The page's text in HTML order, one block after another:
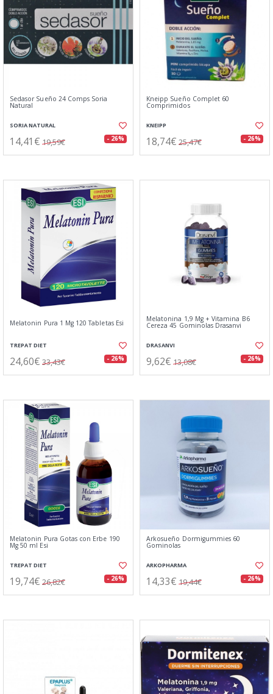
Sedasor Sueño 24 Comps Soria
Natural
SORIA NATURAL
14,41€ 19,59€ - 26%
Kneipp Sueño Complet 60
Comprimidos
KNEIPP
18,74€ 25,47€ - 26%
Melatonin Pura 1 Mg 120 Tabletas Esi
TREPAT DIET
24,60€ 33,43€ - 26%
Melatonina 1,9 Mg + Vitamina B6
Cereza 45 Gominolas Drasanvi
DRASANVI
9,62€ 13,08€ - 26%
Melatonin Pura Gotas con Erbe 190
Mg 50 ml Esi
TREPAT DIET
19,74€ 26,82€ - 26%
Arkosueño Dormigummies 60
Gominolas
ARKOPHARMA
14,33€ 19,44€ - 26%